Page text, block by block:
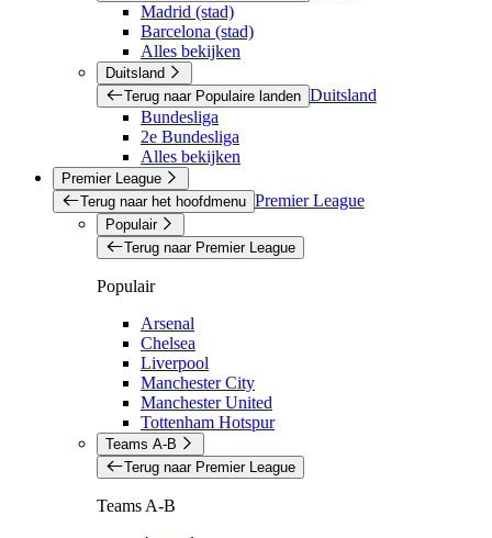
Madrid (stad)
Barcelona (stad)
Alles bekijken
Duitsland
Terug naar Populaire landen Duitsland
Bundesliga
2e Bundesliga
Alles bekijken
Premier League
Terug naar het hoofdmenu Premier League
Populair
Terug naar Premier League
Populair
Arsenal
Chelsea
Liverpool
Manchester City
Manchester United
Tottenham Hotspur
Teams A-B
Terug naar Premier League
Teams A-B